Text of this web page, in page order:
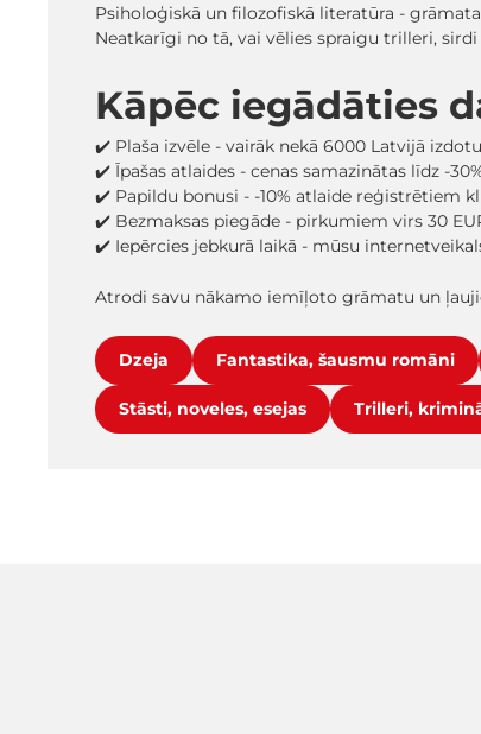
Psiholoģiskā un filozofiskā literatūra -
Neatkarīgi no tā, vai vēlies spraigu trilleri,
Kāpēc iegādāties
✔️ Plaša izvēle - vairāk nekā 6000 Latvijā
✔️ Īpašas atlaides - cenas samazinātas līdz -
✔️ Papildu bonusi - -10% atlaide reģistrētiem
✔️ Bezmaksas piegāde - pirkumiem virs 30
✔️ Iepērcies jebkurā laikā - mūsu
Atrodi savu nākamo iemīļoto grāmatu un
Dzeja Fantastika, šausmu romāni
Stāsti, noveles, esejas Trilleri,